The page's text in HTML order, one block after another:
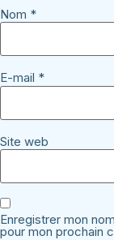
Nom *
E-mail *
Site web
Enregistrer mon
pour mon prochain